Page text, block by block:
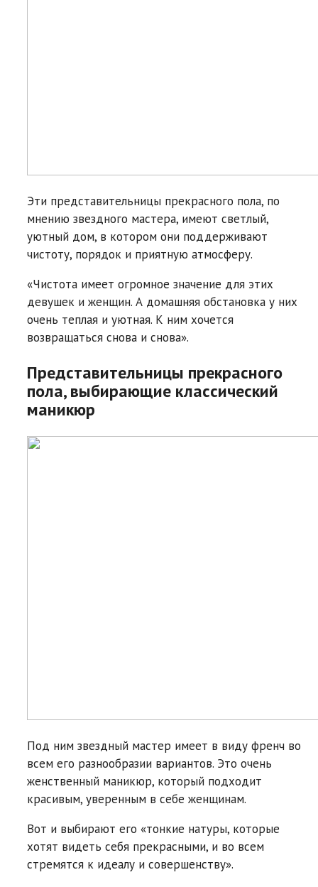
Эти представительницы прекрасного пола, по
мнению звездного мастера, имеют светлый,
уютный дом, в котором они поддерживают
чистоту, порядок и приятную атмосферу.
«Чистота имеет огромное значение для этих
девушек и женщин. А домашняя обстановка у них
очень теплая и уютная. К ним хочется
возвращаться снова и снова».
Представительницы прекрасного
пола, выбирающие классический
маникюр
Под ним звездный мастер имеет в виду френч во
всем его разнообразии вариантов. Это очень
женственный маникюр, который подходит
красивым, уверенным в себе женщинам.
Вот и выбирают его «тонкие натуры, которые
хотят видеть себя прекрасными, и во всем
стремятся к идеалу и совершенству».